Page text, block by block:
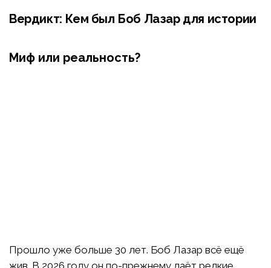
Вердикт: Кем был Боб Лазар для истории
Миф или реальность?
Прошло уже больше 30 лет. Боб Лазар всё ещё